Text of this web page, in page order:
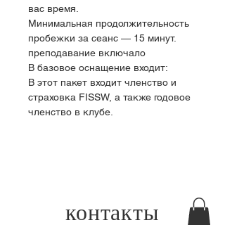
вас время.
Минимальная продолжительность
пробежки за сеанс — 15 минут.
преподавание включало
В базовое оснащение входит:
В этот пакет входит членство и
страховка FISSW, а также годовое
членство в клубе.
контакты